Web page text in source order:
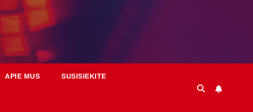
APIE MUS SUSISIEKITE